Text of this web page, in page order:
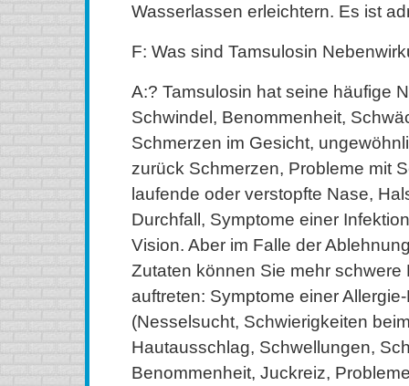
Wasserlassen erleichtern. Es ist
F: Was sind Tamsulosin
A:? Tamsulosin hat seine häufige
Schwindel, Benommenheit,
Schmerzen im Gesicht,
zurück Schmerzen, Probleme mit
laufende oder verstopfte Nase,
Durchfall, Symptome einer
Vision. Aber im Falle der
Zutaten können Sie mehr schwere
auftreten: Symptome einer
(Nesselsucht, Schwierigkeiten
Hautausschlag, Schwellungen,
Benommenheit, Juckreiz,